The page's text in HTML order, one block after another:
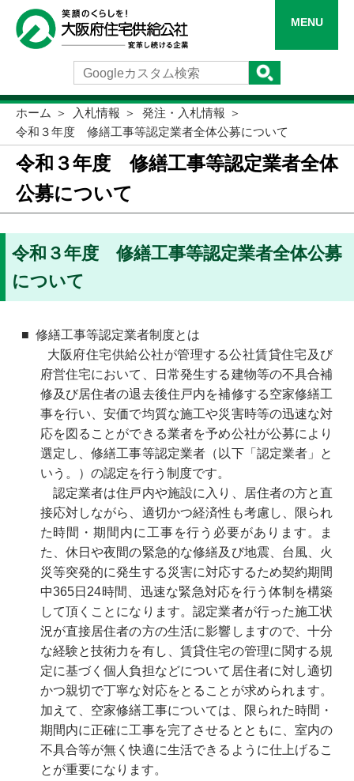
MENU
ホーム 入札情報
発注・入札情報
令和３年度 修繕工事等認定業者全体公募について
令和３年度 修繕工事等認定業者全体
公募について
令和３年度 修繕工事等認定業者全体公募
について
修繕工事等認定業者制度とは
大阪府住宅供給公社が管理する公社賃貸住宅及び
府営住宅において、日常発生する建物等の不具合補
修及び居住者の退去後住戸内を補修する空家修繕工
事を行い、安価で均質な施工や災害時等の迅速な対
応を図ることができる業者を予め公社が公募により
選定し、修繕工事等認定業者（以下「認定業者」と
いう。）の認定を行う制度です。
認定業者は住戸内や施設に入り、居住者の方と直
接応対しながら、適切かつ経済性も考慮し、限られ
た時間・期間内に工事を行う必要があります。ま
た、休日や夜間の緊急的な修繕及び地震、台風、火
災等突発的に発生する災害に対応するため契約期間
中365日24時間、迅速な緊急対応を行う体制を構築
して頂くことになります。認定業者が行った施工状
況が直接居住者の方の生活に影響しますので、十分
な経験と技術力を有し、賃貸住宅の管理に関する規
定に基づく個人負担などについて居住者に対し適切
かつ親切で丁寧な対応をとることが求められます。
加えて、空家修繕工事については、限られた時間・
期間内に正確に工事を完了させるとともに、室内の
不具合等が無く快適に生活できるように仕上げるこ
とが重要になります。